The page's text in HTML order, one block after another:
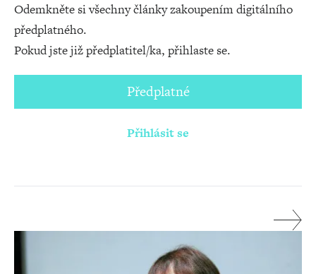
Odemkněte si všechny články zakoupením digitálního
předplatného.
Pokud jste již předplatitel/ka, přihlaste se.
Předplatné
Přihlásit se